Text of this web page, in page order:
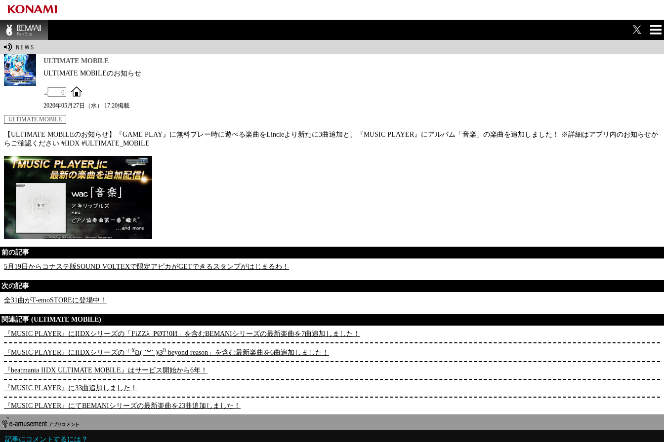
BEMANI Fan Sit
ULTIMATE MOBILE
ULTIMATE MOBILEのお知らせ
0
2020年05月27日（水） 17:20掲載
ULTIMATE MOBILE
【ULTIMATE MOBILEのお知らせ】『GAME PLAY』に無料プレー時に遊べる楽曲をLincleより新たに3曲追加と、『MUSIC PLAYER』にアルバム「音楽」の楽曲を追加しました！ ※詳細はアプリ内のお知らせか
らご確認ください #IIDX #ULTIMATE_MOBILE
前の記事
5月19日からコナステ版SOUND VOLTEXで限定アピカがGETできるスタンプがはじまるわ！
次の記事
全31曲がT-emoSTOREに登場中！
関連記事 (ULTIMATE MOBILE)
『MUSIC PLAYER』にIIDXシリーズの「FiZZλ_PØT!0И」を含むBEMANIシリーズの最新楽曲を7曲追加しました！
『MUSIC PLAYER』にIIDXシリーズの「⁽⁽ଘ( ˙꒳˙ )ଓ⁾⁾ beyond reason」を含む最新楽曲を6曲追加しました！
『beatmania IIDX ULTIMATE MOBILE』はサービス開始から6年！
『MUSIC PLAYER』に33曲追加しました！
『MUSIC PLAYER』にてBEMANIシリーズの最新楽曲を23曲追加しました！
記事にコメントするには？